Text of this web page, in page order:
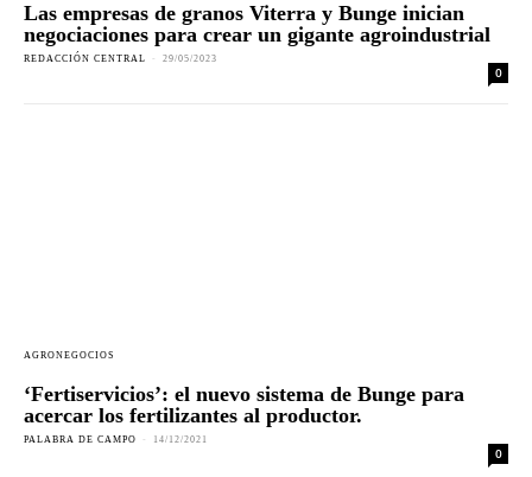
Las empresas de granos Viterra y Bunge inician
negociaciones para crear un gigante agroindustrial
REDACCIÓN CENTRAL - 29/05/2023
0
AGRONEGOCIOS
‘Fertiservicios’: el nuevo sistema de Bunge para
acercar los fertilizantes al productor.
PALABRA DE CAMPO - 14/12/2021
0